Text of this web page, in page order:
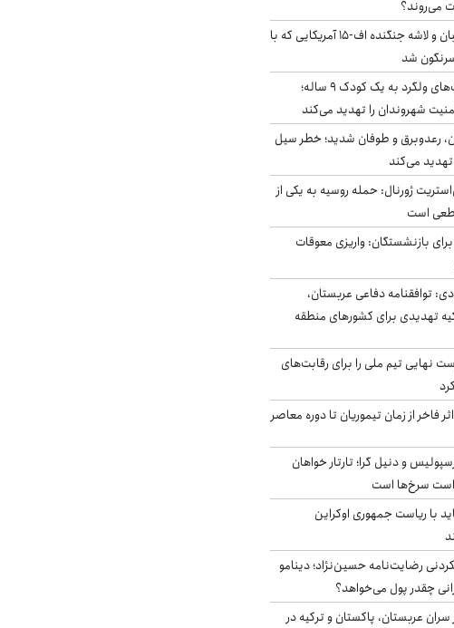
می‌روند؟
کابین خلبان و لاشه جنگنده اف-۱۵ آمریکایی که با
سرنگون شد
حمله سگ‌های ولگرد به یک کودک ۹ ساله؛
شهروندان را تهدید می‌کند
رعدوبرق و طوفان شدید؛ خطر سیل
می‌کند
ژورنال: حمله روسیه به یکی از
است
بازنشستگان: واریزی معوقات
توافقنامه دفاعی عربستان،
تهدیدی برای کشورهای منطقه
نهایی تیم ملی را برای رقابت‌های
حراج ۸۸ اثر فاخر از زمان تیموریان تا دوره معاصر
و دنیل گرا؛ تارتار خواهان
سرخ‌ها است
با ریاست جمهوری اوکراین
رضایت‌نامه حسین‌نژاد؛ دینامو
چقدر پول می‌خواهد؟
سران عربستان، پاکستان و ترکیه در